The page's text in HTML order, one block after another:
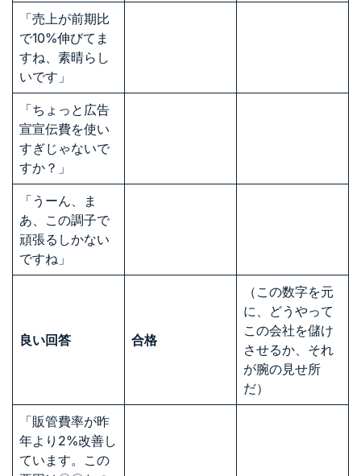
「売上が前期比
で10%伸びてま
すね、素晴らし
いです」
「ちょっと広告
宣宣伝費を使い
すぎじゃないで
すか？」
「うーん、ま
あ、この調子で
頑張るしかない
ですね」
良い回答 合格
（この数字を元
に、どうやって
この会社を儲け
させるか、それ
が腕の見せ所
だ）
「販管費率が昨
年より2%改善し
ています。この